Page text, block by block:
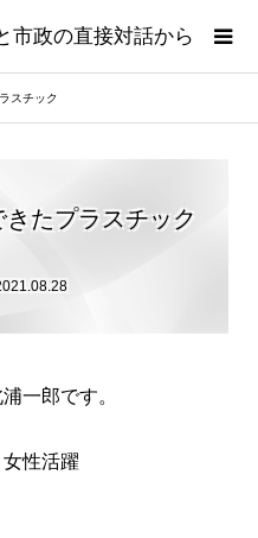
市政の直接対話から
スチック
たプラスチック
一郎です。
性活躍